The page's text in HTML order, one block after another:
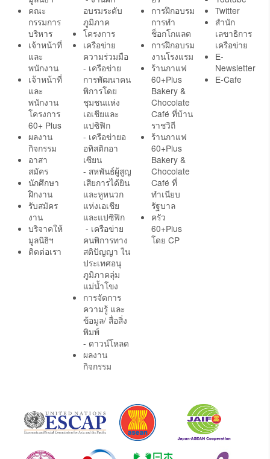
คณะ
กรรมการ
บริหาร
เจ้าหน้าที่
และ
พนักงาน
เจ้าหน้าที่
และ
พนักงาน
โครงการ
60+ Plus
ผลงาน
กิจกรรม
อาสา
สมัคร
นักศึกษา
ฝึกงาน
รับสมัคร
งาน
บริจาคให้
มูลนิธิฯ
ติดต่อเรา
อบรมระดับ
ภูมิภาค
โครงการ
เครือข่าย
ความร่วมมือ
- เครือข่าย
การพัฒนาคน
พิการโดย
ชุมชนแห่ง
เอเชียและ
แปซิฟิก
- เครือข่ายอ
อทิสติกอา
เซียน
- สหพันธ์ผู้สูญ
เสียการได้ยิน
และหูหนวก
แห่งเอเชีย
และแปซิฟิก
- เครือข่าย
คนพิการทาง
สติปัญญา ใน
ประเทศอนุ
ภูมิภาคลุ่ม
แม่น้ำโขง
การจัดการ
ความรู้ และ
ข้อมูล/ สื่อสิ่ง
พิมพ์
- ดาวน์โหลด
ผลงาน
กิจกรรม
การฝึกอบรม
การทำ
ช็อกโกแลต
การฝึกอบรม
งานโรงแรม
ร้านกาแฟ
60+Plus
Bakery &
Chocolate
Café ที่บ้าน
ราชวิถี
ร้านกาแฟ
60+Plus
Bakery &
Chocolate
Café ที่
ทำเนียบ
รัฐบาล
ครัว
60+Plus
โดย CP
Twitter
สำนัก
เลขาธิการ
เครือข่าย
E-
Newsletter
E-Cafe